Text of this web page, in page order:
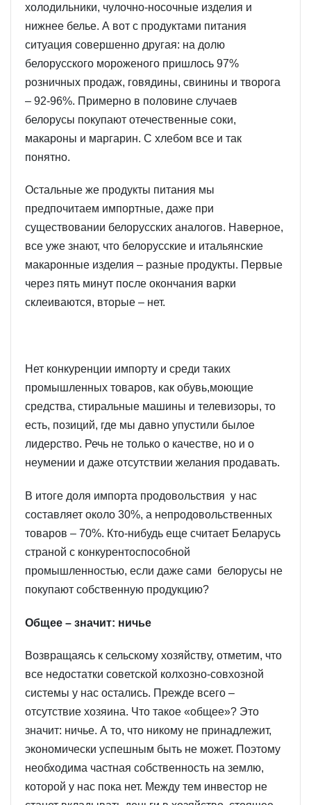
холодильники, чулочно-носочные изделия и
нижнее белье. А вот с продуктами питания
ситуация совершенно другая: на долю
белорусского мороженого пришлось 97%
розничных продаж, говядины, свинины и творога
– 92-96%. Примерно в половине случаев
белорусы покупают отечественные соки,
макароны и маргарин. С хлебом все и так
понятно.
Остальные же продукты питания мы
предпочитаем импортные, даже при
существовании белорусских аналогов. Наверное,
все уже знают, что белорусские и итальянские
макаронные изделия – разные продукты. Первые
через пять минут после окончания варки
склеиваются, вторые – нет.
Нет конкуренции импорту и среди таких
промышленных товаров, как обувь,моющие
средства, стиральные машины и телевизоры, то
есть, позиций, где мы давно упустили былое
лидерство. Речь не только о качестве, но и о
неумении и даже отсутствии желания продавать.
В итоге доля импорта продовольствия у нас
составляет около 30%, а непродовольственных
товаров – 70%. Кто-нибудь еще считает Беларусь
страной с конкурентоспособной
промышленностью, если даже сами белорусы не
покупают собственную продукцию?
Общее – значит: ничье
Возвращаясь к сельскому хозяйству, отметим, что
все недостатки советской колхозно-совхозной
системы у нас остались. Прежде всего –
отсутствие хозяина. Что такое «общее»? Это
значит: ничье. А то, что никому не принадлежит,
экономически успешным быть не может. Поэтому
необходима частная собственность на землю,
которой у нас пока нет. Между тем инвестор не